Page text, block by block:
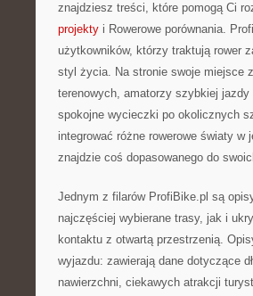
znajdziesz treści, które pomogą Ci
projekty i Rowerowe porównania.
użytkowników, którzy traktują rower
styl życia. Na stronie swoje miejsce
terenowych, amatorzy szybkiej
spokojne wycieczki po okolicznych
integrować różne rowerowe światy
znajdzie coś dopasowanego do
Jednym z filarów ProfiBike.pl są
najczęściej wybierane trasy, jak i
kontaktu z otwartą przestrzenią.
wyjazdu: zawierają dane dotyczące
nawierzchni, ciekawych atrakcji